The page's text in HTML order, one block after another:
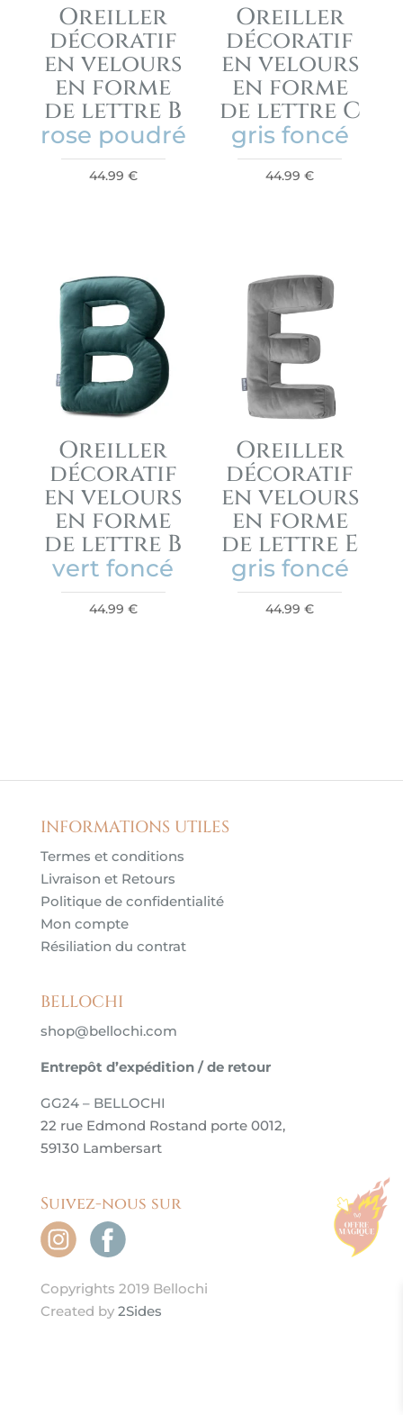
Oreiller
décoratif
en velours
en forme
de lettre B
rose poudré
44.99 €
Oreiller
décoratif
en velours
en forme
de lettre C
gris foncé
44.99€
Oreiller
décoratif
en velours
en forme
de lettre B
vert foncé
44.99 €
Oreiller
décoratif
en velours
en forme
de lettre E
gris foncé
44.99€
INFORMATIONS UTILES
Termes et conditions
Livraison et Retours
Politique de confidentialité
Mon compte
Résiliation du contrat
BELLOCHI
shop@bellochi.com
Entrepôt d’expédition / de retour
GG24 – BELLOCHI
22 rue Edmond Rostand porte 0012,
59130 Lambersart
Suivez-nous sur
Copyrights 2019 Bellochi
Created by 2Sides